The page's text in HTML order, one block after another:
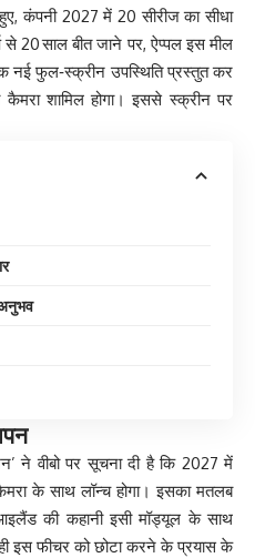
कंपनी 2027 में 20 सीरीज का सीधा
20 साल बीत जाने पर, ऐप्पल इस मील
नई फुल‑स्क्रीन उपस्थिति प्रस्तुत कर
शामिल होगा। इससे स्क्रीन पर
अनुभव
ने वीबो पर सूचना दी है कि 2027 में
के साथ लॉन्च होगा। इसका मतलब
की कहानी इसी मॉड्यूल के साथ
इस फीचर को छोटा करने के प्रयास के